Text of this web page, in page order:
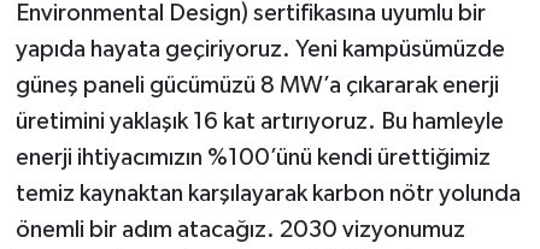
Environmental Design) sertifikasına uyumlu bir
yapıda hayata geçiriyoruz. Yeni kampüsümüzde
güneş paneli gücümüzü 8 MW’a çıkararak enerji
üretimini yaklaşık 16 kat artırıyoruz. Bu hamleyle
enerji ihtiyacımızın %100’ünü kendi ürettiğimiz
temiz kaynaktan karşılayarak karbon nötr yolunda
önemli bir adım atacağız. 2030 vizyonumuz